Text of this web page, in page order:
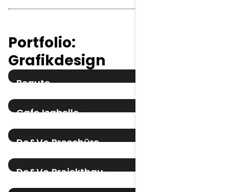
Portfolio:
Grafikdesign
Beaute
Cafe Isabelle
Do&Vo Broschüre
Do&Vo Projektbau